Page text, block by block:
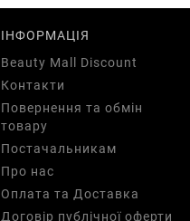
ІНФОРМАЦІЯ
Beauty Mall Discount
Контакти
Повернення та обмін
товару
Постачальникам
Про нас
Оплата та Доставка
Договір публічної оферти